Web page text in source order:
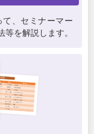
、セミナーマー
を解説します。